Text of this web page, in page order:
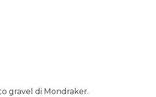
gravel di Mondraker.